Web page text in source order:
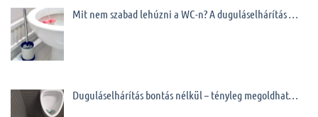
Mit nem szabad lehúzni a WC-n? A duguláselhárítás …
Duguláselhárítás bontás nélkül – tényleg megoldhat…